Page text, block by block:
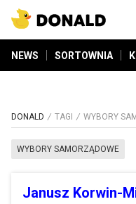
NEWS SORTOWNIA
DONALD TAGI WYBORY
WYBORY SAMORZĄDOWE
Janusz Korwin-